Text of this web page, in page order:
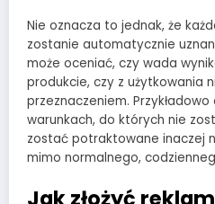
Nie oznacza to jednak, że
zostanie automatycznie
może oceniać, czy wada
produkcie, czy z użytkowania
przeznaczeniem.
warunkach, do których nie
zostać potraktowane inaczej
mimo normalnego,